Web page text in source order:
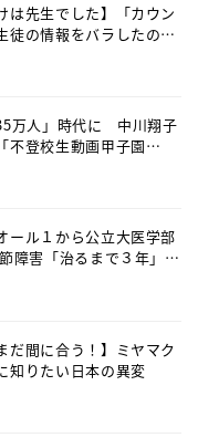
は先生でした】「カウン
徒の情報をバラしたの
万人」時代に 中川翔子
不登校生動画甲子園
ール１から公立大医学部
障害「治るまで３年」の
だ間に合う！】ミヤマク
知りたい日本の異変